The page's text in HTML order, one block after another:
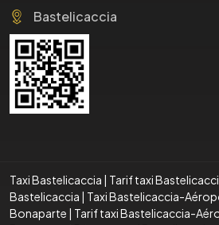
Bastelicaccia
Taxi Bastelicaccia | Tarif taxi
Bastelicaccia | Taxi Bastelicaccia-
Bonaparte | Tarif taxi Bastelicaccia-